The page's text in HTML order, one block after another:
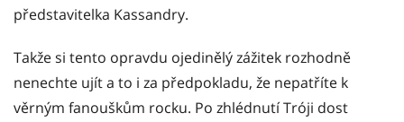
představitelka Kassandry.
Takže si tento opravdu ojedinělý zážitek rozhodně
nenechte ujít a to i za předpokladu, že nepatříte k
věrným fanouškům rocku. Po zhlédnutí Tróji dost